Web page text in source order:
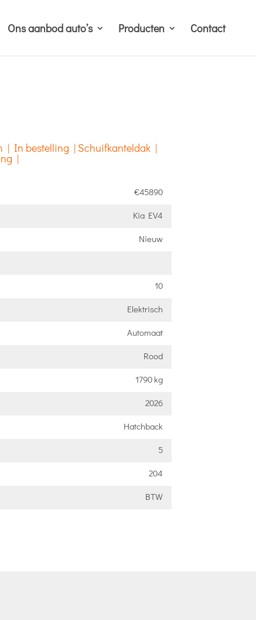
Ons aanbod auto’s Producten Contact
| In bestelling | Schuifkanteldak |
|
€45890
Kia EV4
Nieuw
10
Elektrisch
Automaat
Rood
1790 kg
2026
Hatchback
5
204
BTW